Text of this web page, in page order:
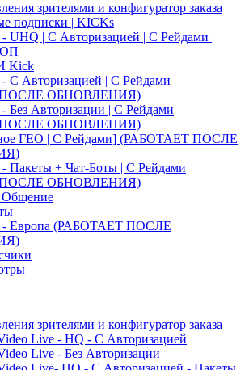
зрителями и конфигуратор заказа
подписки | KICKs
UHQ | С Авторизацией | С Рейдами |
|
Kick
С Авторизацией | С Рейдами
ОБНОВЛЕНИЯ)
Без Авторизации | С Рейдами
ОБНОВЛЕНИЯ)
ГЕО | С Рейдами] (РАБОТАЕТ ПОСЛЕ
Пакеты + Чат-Боты | С Рейдами
ОБНОВЛЕНИЯ)
- Европа (РАБОТАЕТ ПОСЛЕ
зрителями и конфигуратор заказа
Live - HQ - С Авторизацией
Live - Без Авторизации